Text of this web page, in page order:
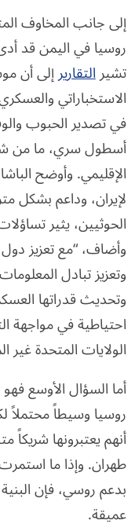
إلى جانب المخاوف
روسيا في اليمن قد
تشيرالتقاريرإلى أن
الاستخباراتي
في تصدير الحبوب
أسطول سري، ما من
الإقليمي. وأوضح
لإيران، وداعم بشكل
الحوثيين، يثير
وأضاف، “مع تعزيز دول
وتعزيز تبادل
وتحديث قدراتها
احتياطية في مواجهة
الولايات المتحدة غير
أما السؤال الأوسع
روسيا وسيطاً محتملاً
أنهم يعتبرونها شريكاً
طهران. وإذا ما
بدعم روسي، فإن
عميقة.